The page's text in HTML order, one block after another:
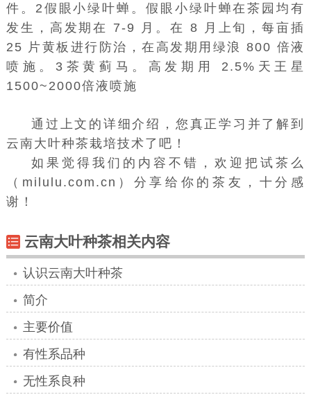
件。2假眼小绿叶蝉。假眼小绿叶蝉在茶园均有
发生，高发期在 7-9 月。在 8 月上旬，每亩插
25 片黄板进行防治，在高发期用绿浪 800 倍液
喷施。3茶黄蓟马。高发期用 2.5%天王星
1500~2000倍液喷施
通过上文的详细介绍，您真正学习并了解到
云南大叶种茶栽培技术了吧！
如果觉得我们的内容不错，欢迎把试茶么
（milulu.com.cn）分享给你的茶友，十分感
谢！
云南大叶种茶相关内容
认识云南大叶种茶
简介
主要价值
有性系品种
无性系良种